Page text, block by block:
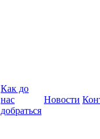
Как до
нас
добраться
Новости